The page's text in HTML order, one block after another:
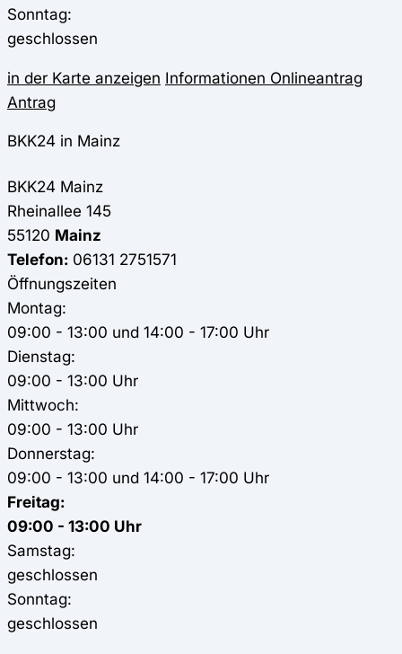
Sonntag:
geschlossen
in der Karte anzeigen Informationen Onlineantrag
Antrag
BKK24 in Mainz
BKK24 Mainz
Rheinallee 145
55120 Mainz
Telefon: 06131 2751571
Öffnungszeiten
Montag:
09:00 - 13:00 und 14:00 - 17:00 Uhr
Dienstag:
09:00 - 13:00 Uhr
Mittwoch:
09:00 - 13:00 Uhr
Donnerstag:
09:00 - 13:00 und 14:00 - 17:00 Uhr
Freitag:
09:00 - 13:00 Uhr
Samstag:
geschlossen
Sonntag:
geschlossen